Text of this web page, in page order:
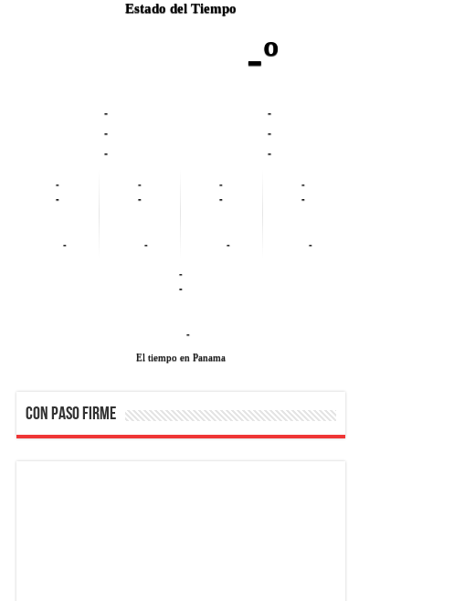
Estado del Tiempo
-º
-
-
-
-
-
-
-
-
-
-
-
-
-
-
-
-
-
-
-
-
-
El tiempo en Panama
CON PASO FIRME